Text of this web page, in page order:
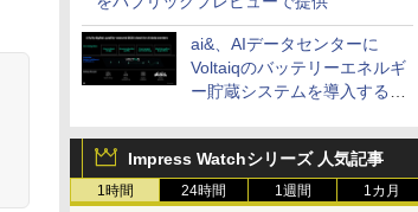
ai&、AIデータセンターに
Voltaiqのバッテリーエネルギ
ー貯蔵システムを導入する計
Impress Watchシリーズ 人気記事
1時間 24時間 1週間 1カ月